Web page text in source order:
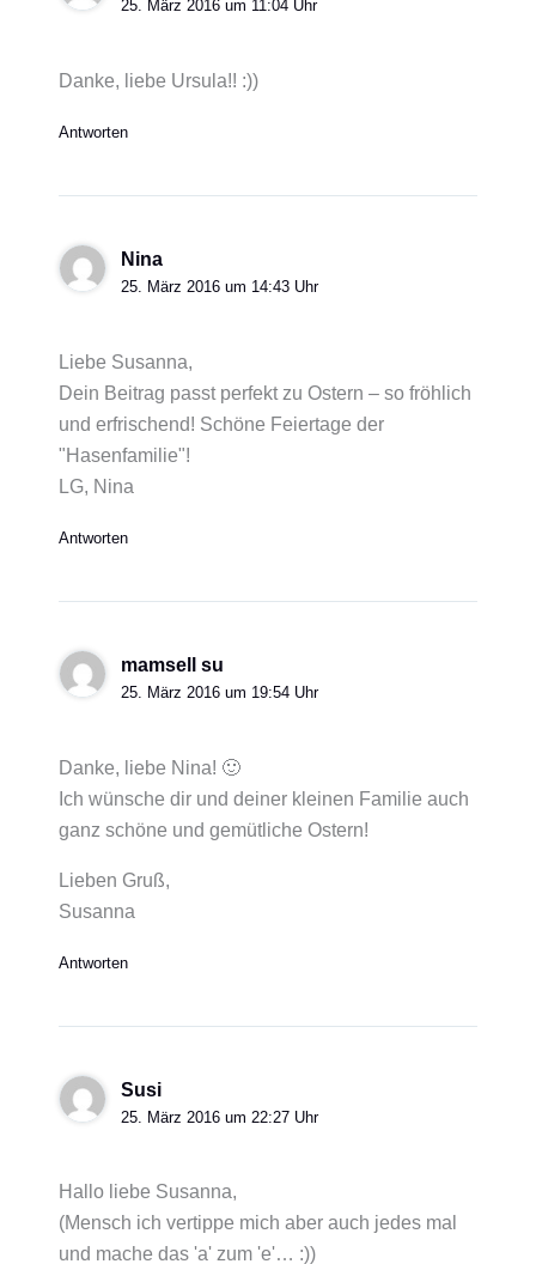
25. März 2016 um 11:04 Uhr
Danke, liebe Ursula!! :))
Antworten
Nina
25. März 2016 um 14:43 Uhr
Liebe Susanna,
Dein Beitrag passt perfekt zu Ostern – so fröhlich
und erfrischend! Schöne Feiertage der
"Hasenfamilie"!
LG, Nina
Antworten
mamsell su
25. März 2016 um 19:54 Uhr
Danke, liebe Nina! 🙂
Ich wünsche dir und deiner kleinen Familie auch
ganz schöne und gemütliche Ostern!
Lieben Gruß,
Susanna
Antworten
Susi
25. März 2016 um 22:27 Uhr
Hallo liebe Susanna,
(Mensch ich vertippe mich aber auch jedes mal
und mache das 'a' zum 'e'… :))